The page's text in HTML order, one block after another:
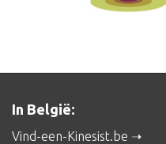
In België:
Vind-een-Kinesist.be